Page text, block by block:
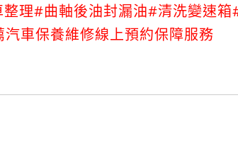
理#曲軸後油封漏油#清洗變速箱
車保養維修線上預約保障服務